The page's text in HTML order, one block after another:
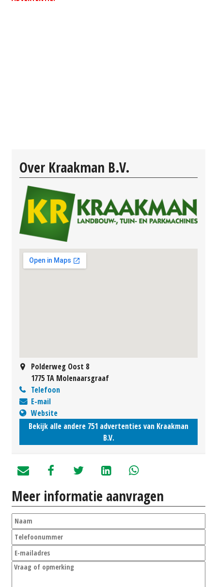
Over Kraakman B.V.
Polderweg Oost 8
1775 TA Molenaarsgraaf
Telefoon
E-mail
Website
Bekijk alle andere 751 advertenties van Kraakman
B.V.
Meer informatie aanvragen